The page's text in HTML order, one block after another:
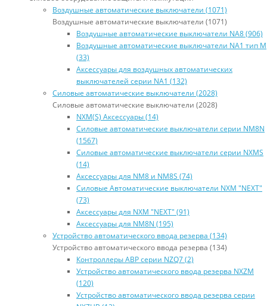
Воздушные автоматические выключатели (1071)
Воздушные автоматические выключатели (1071)
Воздушные автоматические выключатели NA8 (906)
Воздушные автоматические выключатели NA1 тип М
(33)
Аксессуары для воздушных автоматических
выключателей серии NA1 (132)
Силовые автоматические выключатели (2028)
Силовые автоматические выключатели (2028)
NXM(S) Аксессуары (14)
Силовые автоматические выключатели серии NM8N
(1567)
Силовые автоматические выключатели серии NXMS
(14)
Аксессуары для NM8 и NM8S (74)
Силовые Автоматические выключатели NXM "NEXT"
(73)
Аксессуары для NXM "NEXT" (91)
Аксессуары для NM8N (195)
Устройство автоматического ввода резерва (134)
Устройство автоматического ввода резерва (134)
Контроллеры АВР серии NZQ7 (2)
Устройство автоматического ввода резерва NXZM
(120)
Устройство автоматического ввода резерва серии